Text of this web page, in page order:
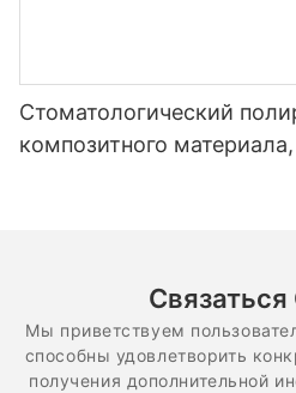
Стоматологический
композитного
Мы приветствуем
способны удовлетворить
получения дополнительной